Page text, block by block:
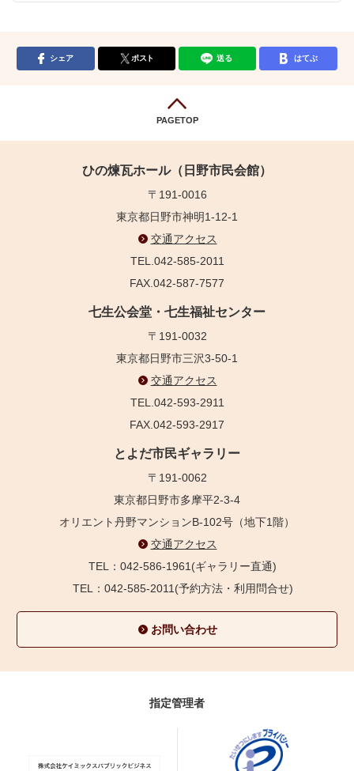
シェア ポスト 送る はてぶ
PAGETOP
ひの煉瓦ホール（日野市民会館）
〒191-0016
東京都日野市神明1-12-1
交通アクセス
TEL.042-585-2011
FAX.042-587-7577
七生公会堂・七生福祉センター
〒191-0032
東京都日野市三沢3-50-1
交通アクセス
TEL.042-593-2911
FAX.042-593-2917
とよだ市民ギャラリー
〒191-0062
東京都日野市多摩平2-3-4
オリエント丹野マンションB-102号（地下1階）
交通アクセス
TEL：042-586-1961(ギャラリー直通)
TEL：042-585-2011(予約方法・利用問合せ)
お問い合わせ
指定管理者